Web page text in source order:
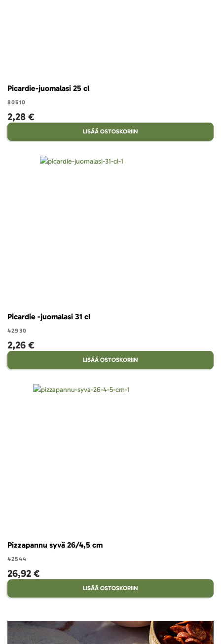
Picardie-juomalasi 25 cl
80510
2,28 €
LISÄÄ OSTOSKORIIN
Picardie -juomalasi 31 cl
42930
2,26 €
LISÄÄ OSTOSKORIIN
Pizzapannu syvä 26/4,5 cm
42544
26,92 €
LISÄÄ OSTOSKORIIN